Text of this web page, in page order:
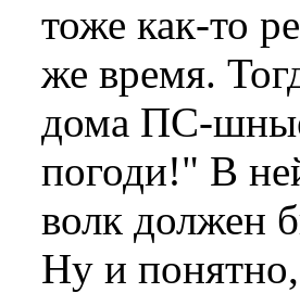
тоже как-то
же время.
дома ПС-
погоди!" В
волк должен
Ну и